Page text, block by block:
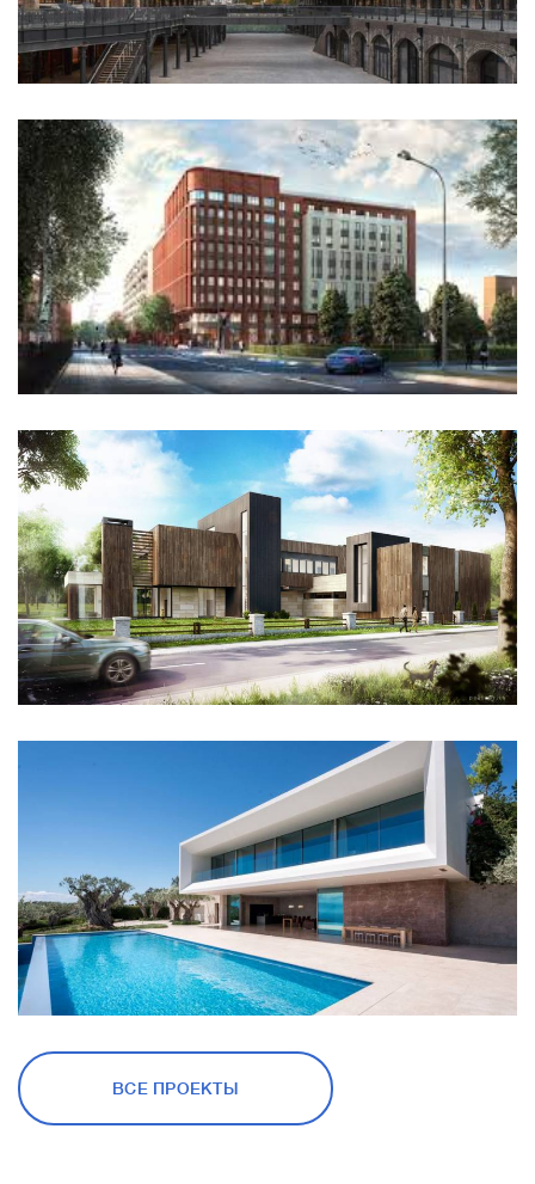
COAL DROPS YARD. РЕКОНСТРУКЦИЯ
ЖК NEVA NEVA
ДОМ "ПОЛУОСТРОВ"
МИНИМАЛИСТИЧНАЯ
ВСЕ ПРОЕКТЫ